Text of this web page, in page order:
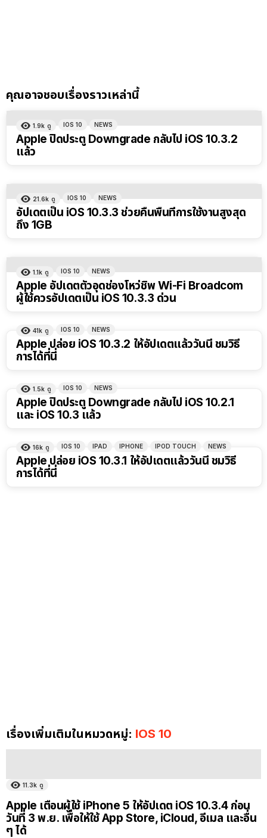
คุณอาจชอบเรื่องราวเหล่านี้
1.9k ดู IOS 10 NEWS
Apple ปิดประตู Downgrade กลับไป iOS 10.3.2
แล้ว
21.6k ดู IOS 10 NEWS
อัปเดตเป็น iOS 10.3.3 ช่วยคืนพื้นที่การใช้งานสูงสุด
ถึง 1GB
1.1k ดู IOS 10 NEWS
Apple อัปเดตตัวอุดช่องโหว่ชิพ Wi-Fi Broadcom
ผู้ใช้ควรอัปเดตเป็น iOS 10.3.3 ด่วน
41k ดู IOS 10 NEWS
Apple ปล่อย iOS 10.3.2 ให้อัปเดตแล้ววันนี้ ชมวิธี
การได้ที่นี่
1.5k ดู IOS 10 NEWS
Apple ปิดประตู Downgrade กลับไป iOS 10.2.1
และ iOS 10.3 แล้ว
16k ดู IOS 10 IPAD IPHONE IPOD TOUCH NEWS
Apple ปล่อย iOS 10.3.1 ให้อัปเดตแล้ววันนี้ ชมวิธี
การได้ที่นี่
เรื่องเพิ่มเติมในหมวดหมู่: IOS 10
11.3k ดู
Apple เตือนผู้ใช้ iPhone 5 ให้อัปเดต iOS 10.3.4 ก่อน
วันที่ 3 พ.ย. เพื่อให้ใช้ App Store, iCloud, อีเมล และอื่น
ๆ ได้